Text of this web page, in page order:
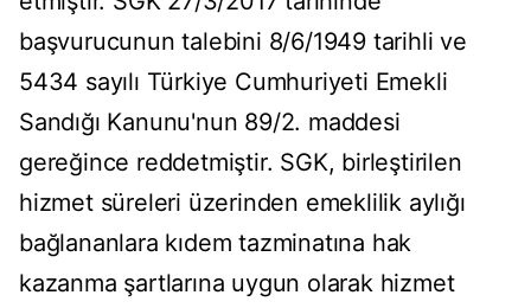
başvurucunun talebini 8/6/1949 tarihli ve
5434 sayılı Türkiye Cumhuriyeti Emekli
Sandığı Kanunu'nun 89/2. maddesi
gereğince reddetmiştir. SGK, birleştirilen
hizmet süreleri üzerinden emeklilik aylığı
bağlananlara kıdem tazminatına hak
kazanma şartlarına uygun olarak hizmet